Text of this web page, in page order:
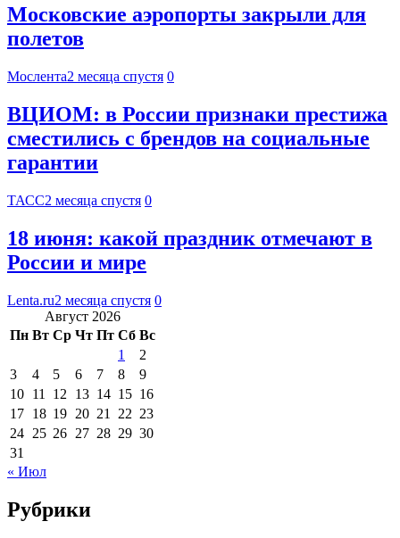
Московские аэропорты закрыли для
полетов
Мослента2 месяца спустя 0
ВЦИОМ: в России признаки престижа
сместились с брендов на социальные
гарантии
ТАСС2 месяца спустя 0
18 июня: какой праздник отмечают в
России и мире
Lenta.ru2 месяца спустя 0
Август 2026
Пн Вт Ср Чт Пт Сб Вс
1
2
3
4 5 6 7 8
9
10 11 12 13 14 15 16
17 18 19 20 21 22 23
24 25 26 27 28 29 30
31
« Июл
Рубрики